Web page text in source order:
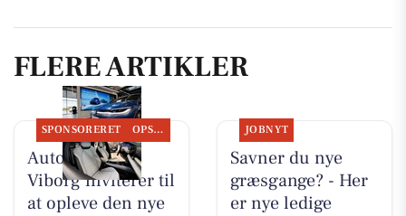
FLERE ARTIKLER
SPONSORERET OPSLAGSTAVLEN
Autocentralen
Viborg inviterer til
at opleve den nye
JOBNYT
Savner du nye
græsgange? - Her
er nye ledige